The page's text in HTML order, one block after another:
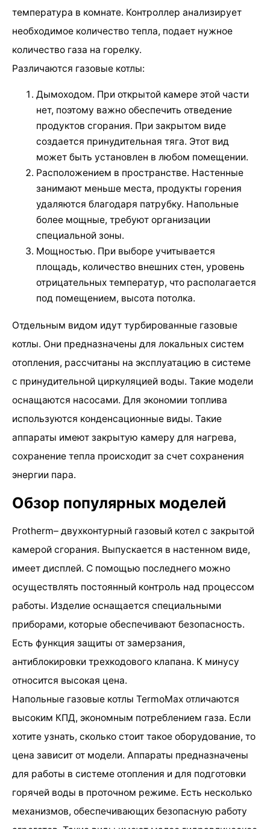
температура в комнате. Контроллер анализирует
необходимое количество тепла, подает нужное
количество газа на горелку.
Различаются газовые котлы:
Дымоходом. При открытой камере этой части
нет, поэтому важно обеспечить отведение
продуктов сгорания. При закрытом виде
создается принудительная тяга. Этот вид
может быть установлен в любом помещении.
Расположением в пространстве. Настенные
занимают меньше места, продукты горения
удаляются благодаря патрубку. Напольные
более мощные, требуют организации
специальной зоны.
Мощностью. При выборе учитывается
площадь, количество внешних стен, уровень
отрицательных температур, что располагается
под помещением, высота потолка.
Отдельным видом идут турбированные газовые
котлы. Они предназначены для локальных систем
отопления, рассчитаны на эксплуатацию в системе
с принудительной циркуляцией воды. Такие модели
оснащаются насосами. Для экономии топлива
используются конденсационные виды. Такие
аппараты имеют закрытую камеру для нагрева,
сохранение тепла происходит за счет сохранения
энергии пара.
Обзор популярных моделей
Protherm– двухконтурный газовый котел с закрытой
камерой сгорания. Выпускается в настенном виде,
имеет дисплей. С помощью последнего можно
осуществлять постоянный контроль над процессом
работы. Изделие оснащается специальными
приборами, которые обеспечивают безопасность.
Есть функция защиты от замерзания,
антиблокировки трехкодового клапана. К минусу
относится высокая цена.
Напольные газовые котлы TermoMax отличаются
высоким КПД, экономным потреблением газа. Если
хотите узнать, сколько стоит такое оборудование, то
цена зависит от модели. Аппараты предназначены
для работы в системе отопления и для подготовки
горячей воды в проточном режиме. Есть несколько
механизмов, обеспечивающих безопасную работу